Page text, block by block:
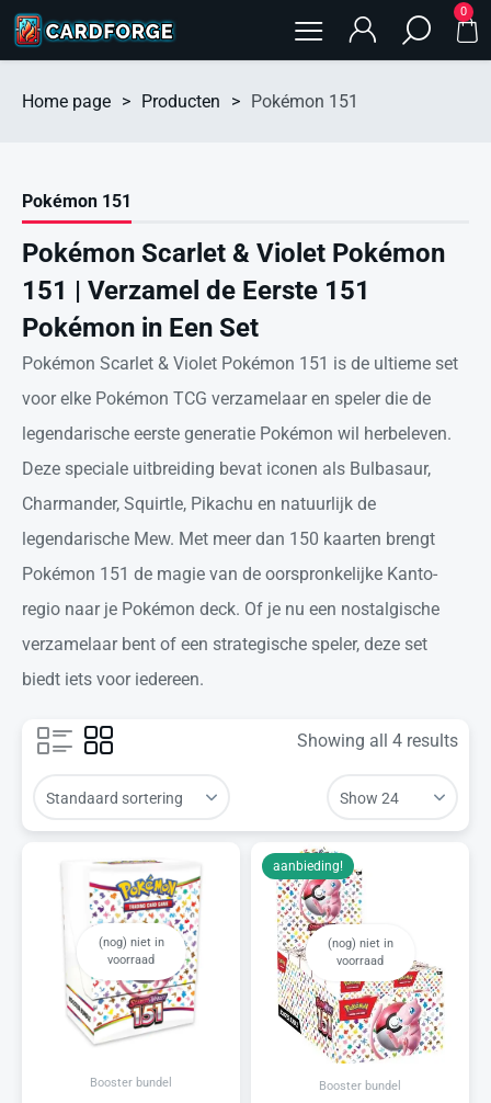
0
Home page > Producten > Pokémon 151
Pokémon 151
Pokémon Scarlet & Violet Pokémon
151 | Verzamel de Eerste 151
Pokémon in Een Set
Pokémon Scarlet & Violet Pokémon 151 is de ultieme set
voor elke Pokémon TCG verzamelaar en speler die de
legendarische eerste generatie Pokémon wil herbeleven.
Deze speciale uitbreiding bevat iconen als Bulbasaur,
Charmander, Squirtle, Pikachu en natuurlijk de
legendarische Mew. Met meer dan 150 kaarten brengt
Pokémon 151 de magie van de oorspronkelijke Kanto-
regio naar je Pokémon deck. Of je nu een nostalgische
verzamelaar bent of een strategische speler, deze set
biedt iets voor iedereen.
Showing all 4 results
(nog) niet in
voorraad
Booster bundel
(nog) niet in
voorraad
Booster bundel
aanbieding!